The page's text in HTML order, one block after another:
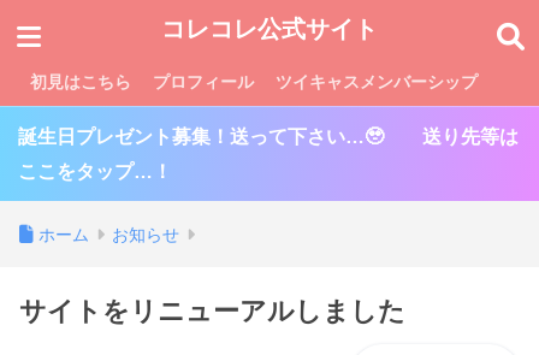
コレコレ公式サイト
初見はこちら プロフィール ツイキャスメンバーシップ
誕生日プレゼント募集！送って下さい…🥹 送り先等は
ここをタップ…！
ホーム お知らせ
サイトをリニューアルしました